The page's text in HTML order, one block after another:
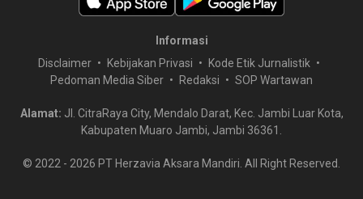
Informasi
Disclaimer
Kebijakan Privasi
Kode Etik Jurnalistik
Pedoman Media Siber
Redaksi SOP Wartawan
Alamat: Jl. CitraRaya City, Mendalo Darat, Kec. Jambi Luar Kota,
Kabupaten Muaro Jambi, Jambi 36361.
© 2022 - 2026 PT Herzavia Aksara Mandiri. All Right Reserved.